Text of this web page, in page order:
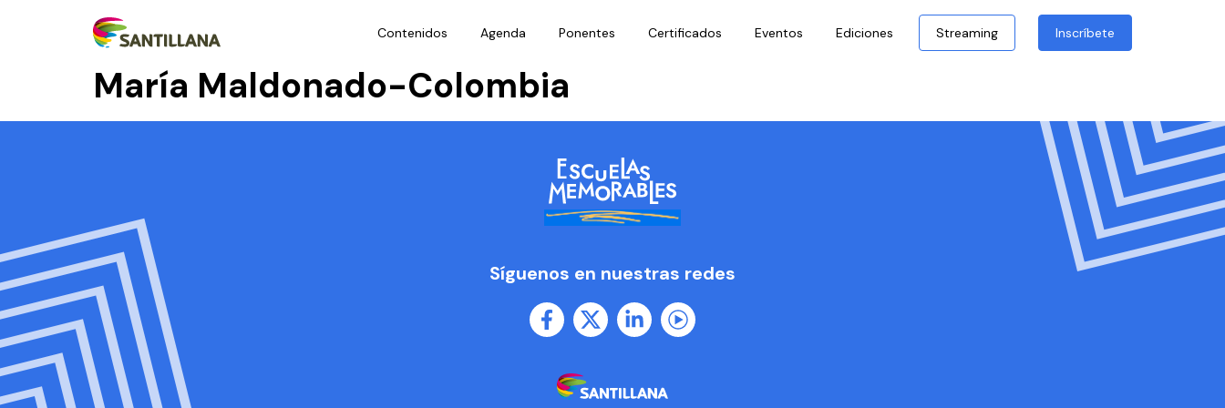
Contenidos Agenda Ponentes Certificados Eventos Ediciones Streaming Inscríbete
María Maldonado-Colombia
Síguenos en nuestras redes